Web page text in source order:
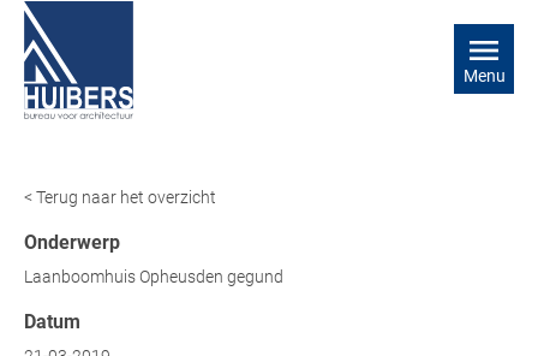
Menu
< Terug naar het overzicht
Onderwerp
Laanboomhuis Opheusden gegund
Datum